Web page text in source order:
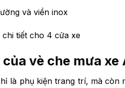
và viền inox
tiết cho 4 cửa xe
vè che mưa xe
là phụ kiện trang trí, mà